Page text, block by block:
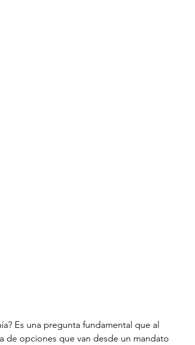
Es una pregunta fundamental que al
de opciones que van desde un mandato